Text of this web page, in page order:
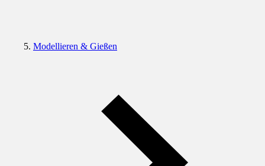
Modellieren & Gießen